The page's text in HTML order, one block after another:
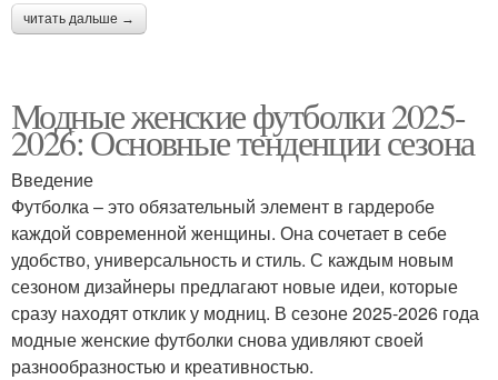
читать дальше →
Модные женские футболки 2025-
2026: Основные тенденции сезона
Введение
Футболка – это обязательный элемент в гардеробе
каждой современной женщины. Она сочетает в себе
удобство, универсальность и стиль. С каждым новым
сезоном дизайнеры предлагают новые идеи, которые
сразу находят отклик у модниц. В сезоне 2025-2026 года
модные женские футболки снова удивляют своей
разнообразностью и креативностью.